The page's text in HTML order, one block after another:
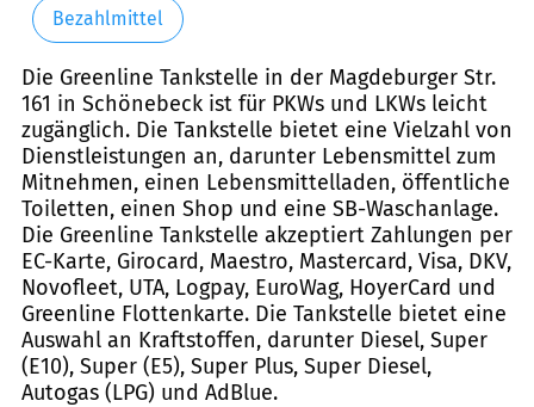
Bezahlmittel
Die Greenline Tankstelle in der Magdeburger Str.
161 in Schönebeck ist für PKWs und LKWs leicht
zugänglich. Die Tankstelle bietet eine Vielzahl von
Dienstleistungen an, darunter Lebensmittel zum
Mitnehmen, einen Lebensmittelladen, öffentliche
Toiletten, einen Shop und eine SB-Waschanlage.
Die Greenline Tankstelle akzeptiert Zahlungen per
EC-Karte, Girocard, Maestro, Mastercard, Visa, DKV,
Novofleet, UTA, Logpay, EuroWag, HoyerCard und
Greenline Flottenkarte. Die Tankstelle bietet eine
Auswahl an Kraftstoffen, darunter Diesel, Super
(E10), Super (E5), Super Plus, Super Diesel,
Autogas (LPG) und AdBlue.